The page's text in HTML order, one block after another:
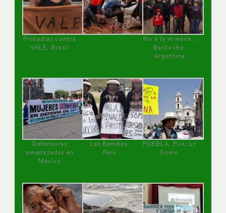
Protestas contra
VALE, Brasil
No a la minería ,
Bariloche,
Argentina
Defensoras
amenazadas en
México
Las Bambas,
Perú
PUEBLA, Pue, 27
Enero